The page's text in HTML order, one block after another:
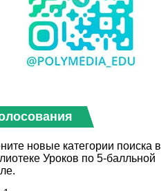
новые категории поиска в
Уроков по 5-балльной